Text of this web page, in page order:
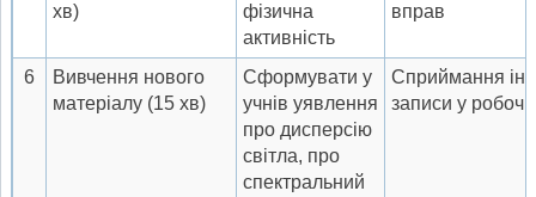
хв)
фізична
активність
вправ
6
Вивчення нового
матеріалу (15 хв)
Сформувати у
учнів уявлення
про дисперсію
світла, про
спектральний
Сприймання
записи у